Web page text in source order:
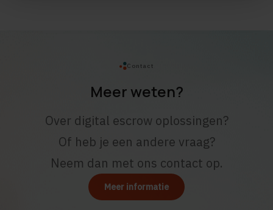
Contact
Meer weten?
Over digital escrow oplossingen?
Of heb je een andere vraag?
Neem dan met ons contact op.
Meer informatie